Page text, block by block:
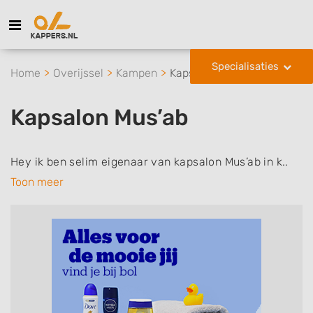
Specialisaties
Home Overijssel Kampen Kapsalon Mus’ab
Kapsalon Mus’ab
Hey ik ben selim eigenaar van kapsalon Mus’ab in k..
Toon meer